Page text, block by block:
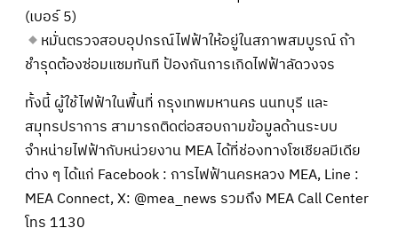
(เบอร์ 5)
หมั่นตรวจสอบอุปกรณ์ไฟฟ้าให้อยู่ในสภาพสมบูรณ์ ถ้า
ชำรุดต้องซ่อมแซมทันที ป้องกันการเกิดไฟฟ้าลัดวงจร
ทั้งนี้ ผู้ใช้ไฟฟ้าในพื้นที่ กรุงเทพมหานคร นนทบุรี และ
สมุทรปราการ สามารถติดต่อสอบถามข้อมูลด้านระบบ
จำหน่ายไฟฟ้ากับหน่วยงาน MEA ได้ที่ช่องทางโซเชียลมีเดีย
ต่าง ๆ ได้แก่ Facebook : การไฟฟ้านครหลวง MEA, Line :
MEA Connect, X: @mea_news รวมถึง MEA Call Center
โทร 1130